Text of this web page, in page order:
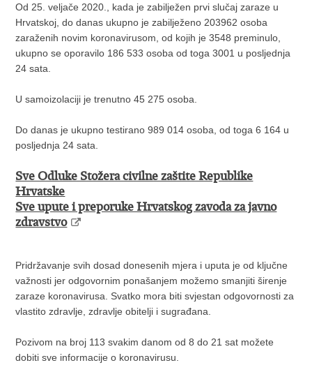
Od 25. veljače 2020., kada je zabilježen prvi slučaj zaraze u
Hrvatskoj, do danas ukupno je zabilježeno 203962 osoba
zaraženih novim koronavirusom, od kojih je 3548 preminulo,
ukupno se oporavilo 186 533 osoba od toga 3001 u posljednja
24 sata.
U samoizolaciji je trenutno 45 275 osoba.
Do danas je ukupno testirano 989 014 osoba, od toga 6 164 u
posljednja 24 sata.
Sve Odluke Stožera civilne zaštite Republike
Hrvatske
Sve upute i preporuke Hrvatskog zavoda za javno
zdravstvo
Pridržavanje svih dosad donesenih mjera i uputa je od ključne
važnosti jer odgovornim ponašanjem možemo smanjiti širenje
zaraze koronavirusa. Svatko mora biti svjestan odgovornosti za
vlastito zdravlje, zdravlje obitelji i sugrađana.
Pozivom na broj 113 svakim danom od 8 do 21 sat možete
dobiti sve informacije o koronavirusu.